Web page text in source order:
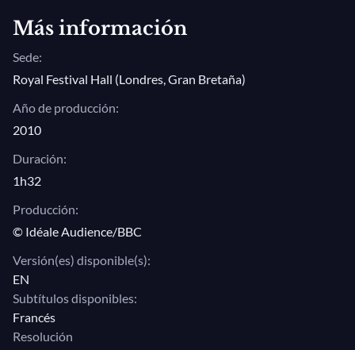
Más información
Sede:
Royal Festival Hall (Londres, Gran Bretaña)
Año de producción:
2010
Duración:
1h32
Producción:
© Idéale Audience/BBC
Versión(es) disponible(s):
EN
Subtítulos disponibles:
Francés
Resolución